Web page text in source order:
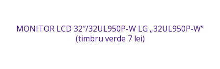
MONITOR LCD 32″/32UL950P-W LG „32UL950P-W”
(timbru verde 7 lei)